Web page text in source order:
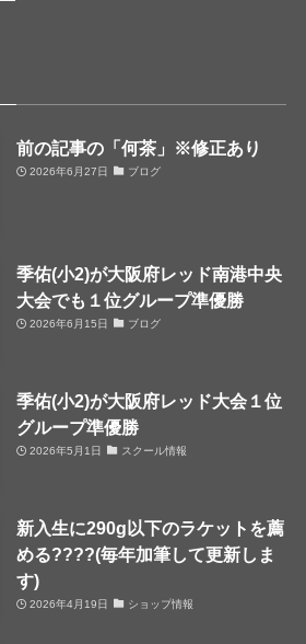
前の記事の「何茶」※修正あり
2026年6月27日 ブログ
季佑(小2)が大阪府レッド南港中央
大会でも１位グループ準優勝
2026年6月15日 ブログ
季佑(小2)が大阪府レッド大会１位
グループ準優勝
2026年5月1日 スクール情報
新入生に290g以下のラケットを薦
める????(毎年加筆して更新しま
す)
2026年4月19日 ショップ情報